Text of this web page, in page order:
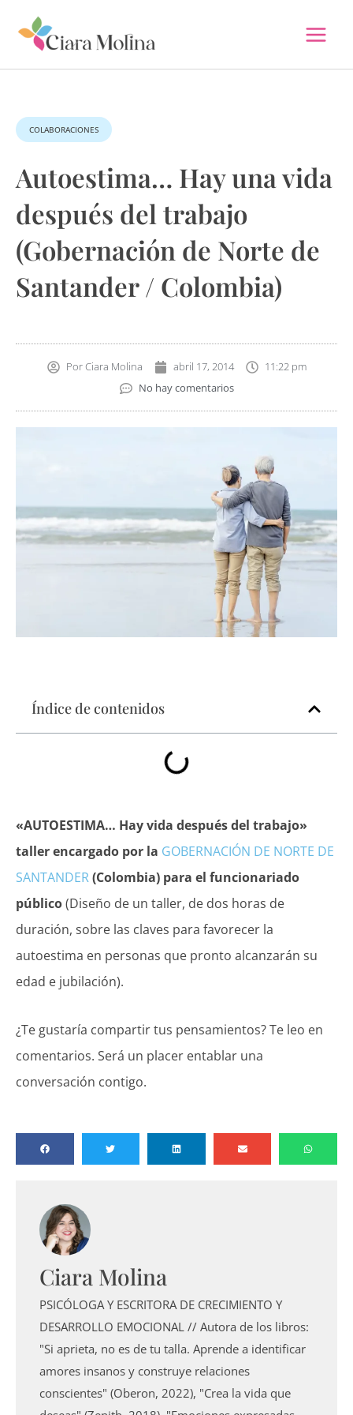
contenido
COLABORACIONES
Autoestima… Hay una vida
después del trabajo
(Gobernación de Norte de
Santander / Colombia)
PorCiara Molina abril 17, 2014
11:22 pm
No hay comentarios
Índice de contenidos
«AUTOESTIMA… Hay vida después del trabajo»
taller encargado por la GOBERNACIÓN DE NORTE DE
SANTANDER(Colombia) para el funcionariado
público(Diseño de un taller, de dos horas de
duración, sobre las claves para favorecer la
autoestima en personas que pronto alcanzarán su
edad e jubilación).
¿Te gustaría compartir tus pensamientos? Te leo en
comentarios. Será un placer entablar una
conversación contigo.
Ciara Molina
PSICÓLOGA Y ESCRITORA DE CRECIMIENTO Y
DESARROLLO EMOCIONAL // Autora de los libros:
"Si aprieta, no es de tu talla. Aprende a identificar
amores insanos y construye relaciones
conscientes" (Oberon, 2022), "Crea la vida que